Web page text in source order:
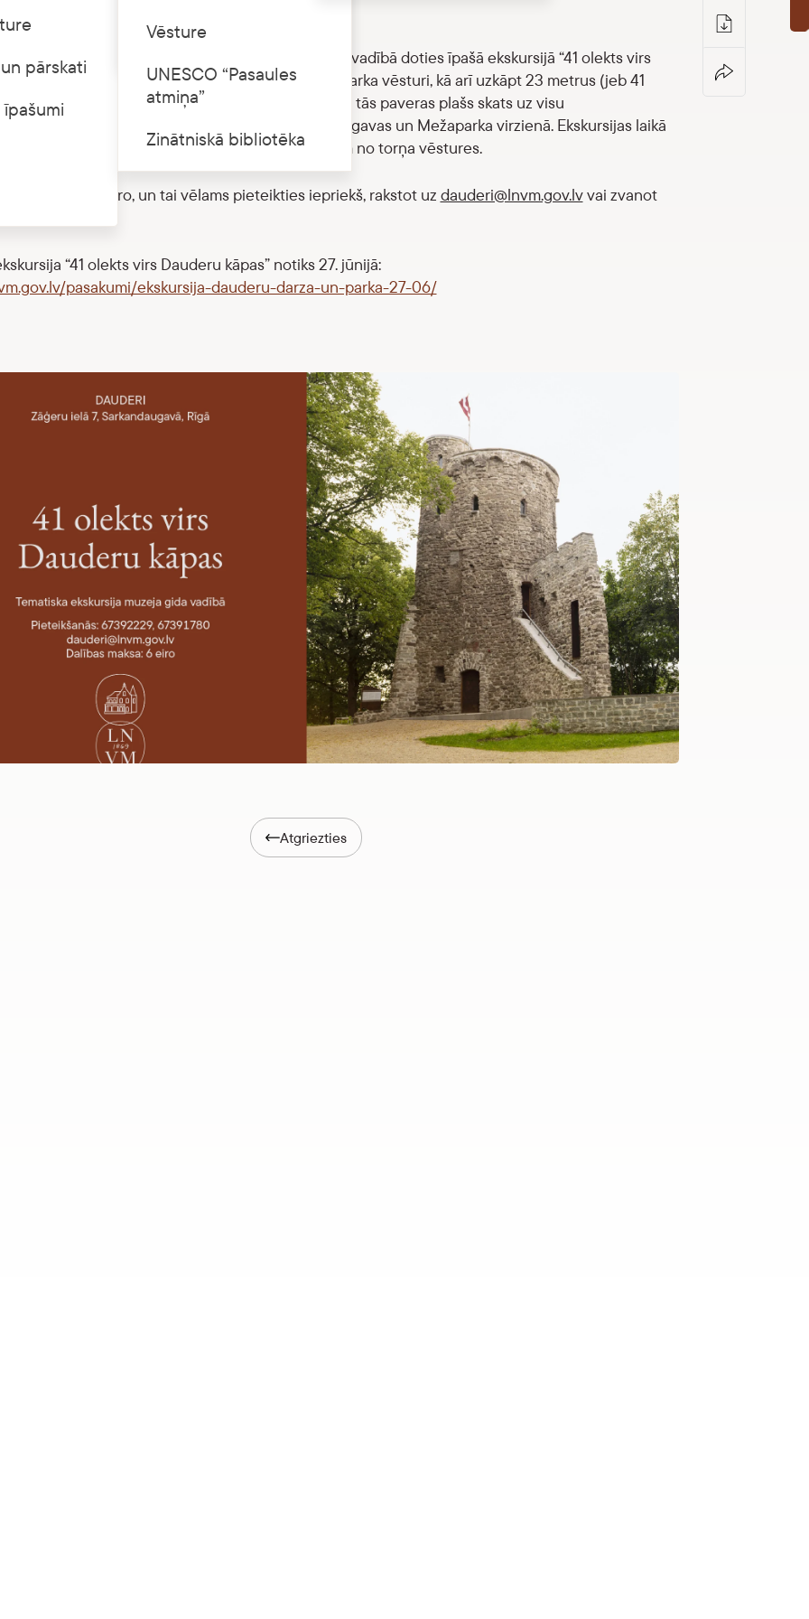
Cenrādis
Vēsture
UNESCO “Pasaules
atmiņa”
Zinātniskā bibliotēka
pārskati
14.00 muzejs aicina interesentus muzeja gida vadībā doties īpašā ekskursijā “41 olekts virs
kuras laikā varēs izzināt Dauderu dārza un parka vēsturi, kā arī uzkāpt 23 metrus (jeb 41
mākslīgo pilsdrupu-torņa skatu platformā. No tās paveras plašs skats uz visu
apkaimi pāri alusdarītavas ēku jumtiem, Daugavas un Mežaparka virzienā. Ekskursijas laikā
arī iepazīties ar saglabātajām vizuālajām liecībām no torņa vēstures.
ekskursiju – 6 eiro, un tai vēlams pieteikties iepriekš, rakstot uz dauderi@lnvm.gov.lvvai zvanot
“41 olekts virs Dauderu kāpas” notiks 27. jūnijā:
pasakumi/ekskursija-dauderu-darza-un-parka-27-06/
Atgriezties